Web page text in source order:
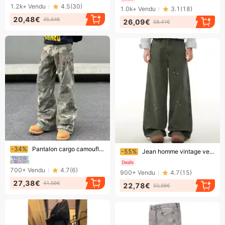
1.2k+ Vendu 4.5(30)
20,48€ 45,64€
1.0k+ Vendu 3.1 (18)
26,09€ 58,41€
Bientôt la fin !
-34% Pantalon cargo camouflage délavé vintage – Jean utilitaire streetwear unisexe à poches multiples – Palette camouflage neutre
700+ Vendu 4.7(6)
27,38€ 41,56€
Bientôt la fin !
-55% Jean homme vintage vert matcha à pois délavés, coupe ample, jambes droites, pantalon cargo à jambes larges, style streetwear tendance et polyvalent
900+ Vendu 4.7(15)
22,78€ 50,88€